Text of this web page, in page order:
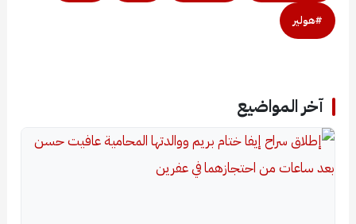
#هولير
آخر المواضيع